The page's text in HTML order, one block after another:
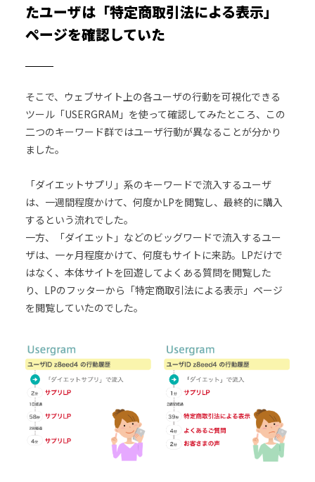
たユーザは「特定商取引法による表示」
ページを確認していた
そこで、ウェブサイト上の各ユーザの行動を可視化できる
ツール「USERGRAM」を使って確認してみたところ、この
二つのキーワード群ではユーザ行動が異なることが分かり
ました。
「ダイエットサプリ」系のキーワードで流入するユーザ
は、一週間程度かけて、何度かLPを閲覧し、最終的に購入
するという流れでした。
一方、「ダイエット」などのビッグワードで流入するユー
ザは、一ヶ月程度かけて、何度もサイトに来訪。LPだけで
はなく、本体サイトを回遊してよくある質問を閲覧した
り、LPのフッターから「特定商取引法による表示」ページ
を閲覧していたのでした。